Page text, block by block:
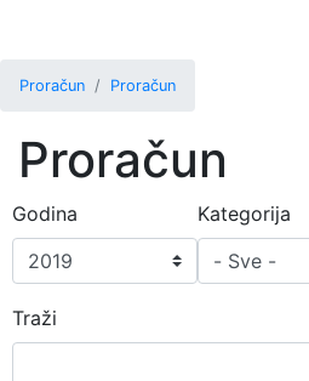
Proračun Proračun
Proračun
Godina Kategorija
Traži